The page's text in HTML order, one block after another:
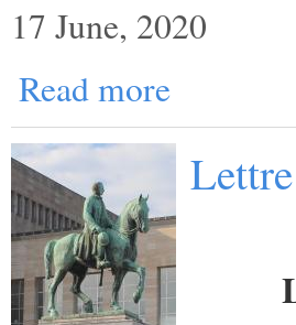
17 June, 2020
Read more